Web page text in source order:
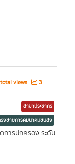
views
3
สาขาประชากร
รงข่ายการคมนาคมขนส่ง
การปกครอง ระดับ